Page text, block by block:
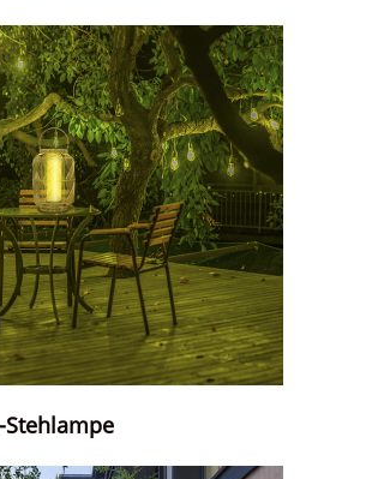
Stehlampe